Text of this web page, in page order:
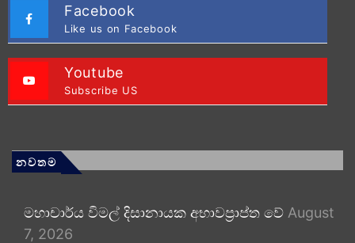
Facebook
Like us on Facebook
Youtube
Subscribe US
නවතම
මහාචාර්ය විමල් දිසානායක අභාවප්‍රාප්ත වේ August
7, 2026